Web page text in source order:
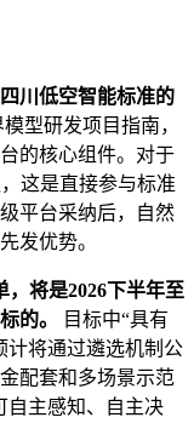
川低空智能标准的
型研发项目指南，
的核心组件。对于
这是直接参与标准
平台采纳后，自然
发优势。
，将是2026下半年至
的。
目标中“具有
计将通过遴选机制公
配套和多场景示范
自主感知、自主决